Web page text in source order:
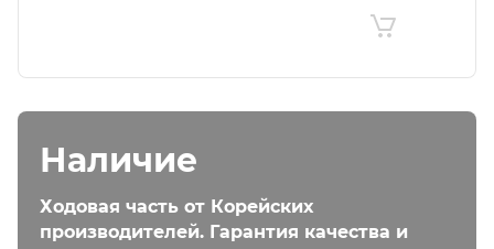
Наличие
Ходовая часть от Корейских
производителей. Гарантия качества и